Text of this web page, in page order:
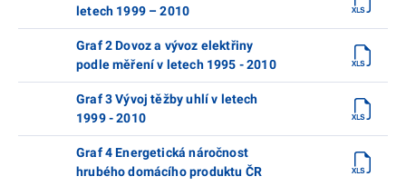
letech 1999 – 2010
Graf 2 Dovoz a vývoz elektřiny
podle měření v letech 1995 - 2010
Graf 3 Vývoj těžby uhlí v letech
1999 - 2010
Graf 4 Energetická náročnost
hrubého domácího produktu ČR